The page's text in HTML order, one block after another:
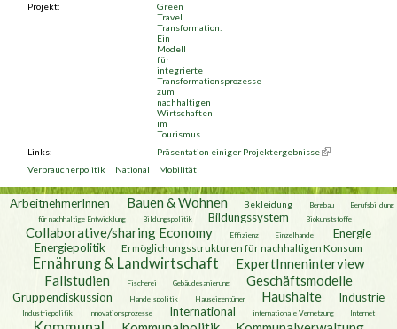
Projekt:
Green
Travel
Transformation:
Ein
Modell
für
integrierte
Transformationsprozesse
zum
nachhaltigen
Wirtschaften
im
Tourismus
Links:
Präsentation einiger Projektergebnisse(link is external)
Verbraucherpolitik
National Mobilität
ArbeitnehmerInnen Bauen & Wohnen Bekleidung Bergbau
Berufsbildung
für nachhaltige Entwicklung
Bildungspolitik Bildungssystem Biokunststoffe
Collaborative/sharing Economy Effizienz Einzelhandel
Energie
Energiepolitik
Ermöglichungsstrukturen für nachhaltigen Konsum
Ernährung & Landwirtschaft
ExpertInneninterview
Fallstudien
Fischerei Gebäudesanierung Geschäftsmodelle
Gruppendiskussion Handelspolitik Hauseigentümer Haushalte Industrie
Industriepolitik Innovationsprozesse International internationale Vernetzung Internet